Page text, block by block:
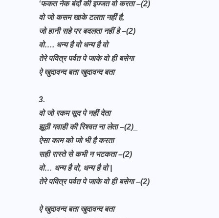
‘फकत नेक बंदों की इज्जत वो करता –(2)
वो जो कसम खाके टलता नहीं है,
जो हानी सहे पर बदलता नहीं हे –(2)
वो…. धन्य है वो धन्य है वो
तेरे पवित्र पर्वत पे जाके वो ही बसेगा
ऐ खुदावन्द बता खुदावन्द बता
3.
वो जो रकम सूद पे नहीं देता
झूठी गवाही की रिश्वत ना लेता –(2)_
ऐसा काम को जो भी है करता
सही रास्ते से कभी न भटकता –(2)
वो… धन्य है वो, धन्य है वो |
तेरे पवित्र पर्वत पे जाके वो ही बसेगा –(2)
ऐ खुदावन्द बता खुदावन्द बता